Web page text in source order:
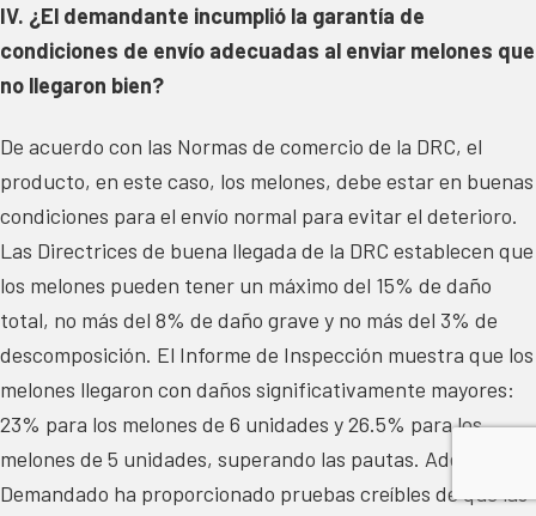
IV. ¿El demandante incumplió la garantía de
condiciones de envío adecuadas al enviar melones que
no llegaron bien?
De acuerdo con las Normas de comercio de la DRC, el
producto, en este caso, los melones, debe estar en buenas
condiciones para el envío normal para evitar el deterioro.
Las Directrices de buena llegada de la DRC establecen que
los melones pueden tener un máximo del 15% de daño
total, no más del 8% de daño grave y no más del 3% de
descomposición. El Informe de Inspección muestra que los
melones llegaron con daños significativamente mayores:
23% para los melones de 6 unidades y 26.5% para los
melones de 5 unidades, superando las pautas. Además, el
Demandado ha proporcionado pruebas creíbles de que las